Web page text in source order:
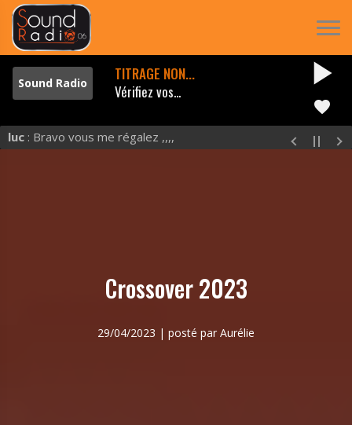
TITRAGE NON...
Vérifiez vos...
play_arrow
favorite
luc : Bravo vous me régalez ,,,,
Crossover 2023
29/04/2023 | posté par Aurélie